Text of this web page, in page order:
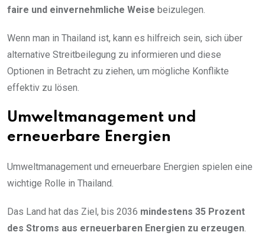
faire und einvernehmliche Weise beizulegen.
Wenn man in Thailand ist, kann es hilfreich sein, sich über
alternative Streitbeilegung zu informieren und diese
Optionen in Betracht zu ziehen, um mögliche Konflikte
effektiv zu lösen.
Umweltmanagement und
erneuerbare Energien
Umweltmanagement und erneuerbare Energien spielen eine
wichtige Rolle in Thailand.
Das Land hat das Ziel, bis 2036 mindestens 35 Prozent
des Stroms aus erneuerbaren Energien zu erzeugen.